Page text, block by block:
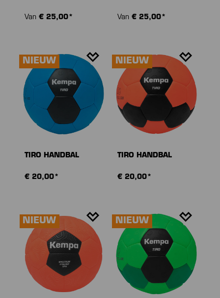
Van € 25,00* Van € 25,00*
NIEUW
TIRO HANDBAL
€ 20,00*
NIEUW
TIRO HANDBAL
€ 20,00*
NIEUW NIEUW